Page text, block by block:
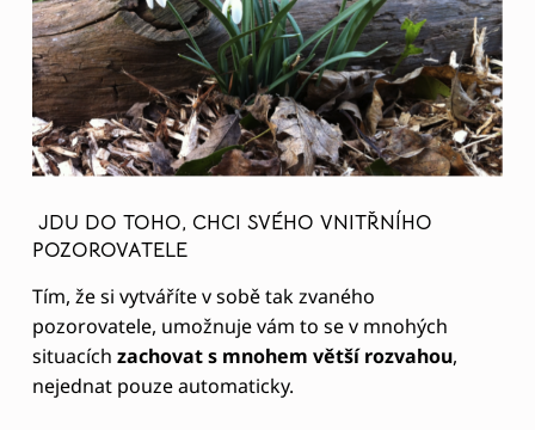
JDU DO TOHO, CHCI SVÉHO VNITŘNÍHO
POZOROVATELE
Tím, že si vytváříte v sobě tak zvaného
pozorovatele, umožnuje vám to se v mnohých
situacích zachovat s mnohem větší rozvahou,
nejednat pouze automaticky.